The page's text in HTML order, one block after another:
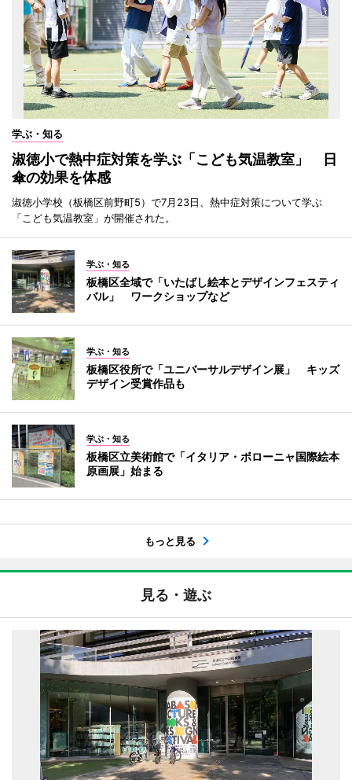
学ぶ・知る
淑徳小で熱中症対策を学ぶ「こども気温教室」 日
傘の効果を体感
淑徳小学校（板橋区前野町5）で7月23日、熱中症対策について学ぶ
「こども気温教室」が開催された。
学ぶ・知る
板橋区全域で「いたばし絵本とデザインフェスティ
バル」 ワークショップなど
学ぶ・知る
板橋区役所で「ユニバーサルデザイン展」 キッズ
デザイン受賞作品も
学ぶ・知る
板橋区立美術館で「イタリア・ボローニャ国際絵本
原画展」始まる
もっと見る
見る・遊ぶ